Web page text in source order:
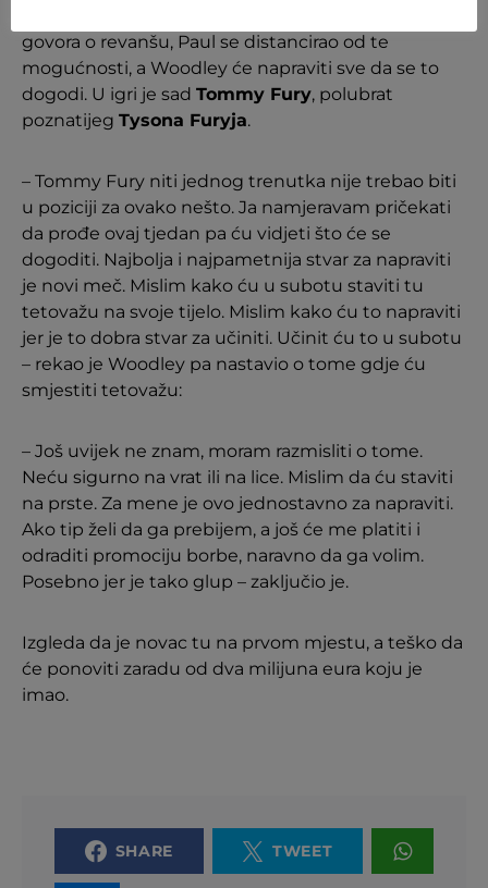
govora o revanšu, Paul se distancirao od te
mogućnosti, a Woodley će napraviti sve da se to
dogodi. U igri je sad Tommy Fury, polubrat
poznatijeg Tysona Furyja.
– Tommy Fury niti jednog trenutka nije trebao biti
u poziciji za ovako nešto. Ja namjeravam pričekati
da prođe ovaj tjedan pa ću vidjeti što će se
dogoditi. Najbolja i najpametnija stvar za napraviti
je novi meč. Mislim kako ću u subotu staviti tu
tetovažu na svoje tijelo. Mislim kako ću to napraviti
jer je to dobra stvar za učiniti. Učinit ću to u subotu
– rekao je Woodley pa nastavio o tome gdje ću
smjestiti tetovažu:
– Još uvijek ne znam, moram razmisliti o tome.
Neću sigurno na vrat ili na lice. Mislim da ću staviti
na prste. Za mene je ovo jednostavno za napraviti.
Ako tip želi da ga prebijem, a još će me platiti i
odraditi promociju borbe, naravno da ga volim.
Posebno jer je tako glup – zaključio je.
Izgleda da je novac tu na prvom mjestu, a teško da
će ponoviti zaradu od dva milijuna eura koju je
imao.
SHARE TWEET